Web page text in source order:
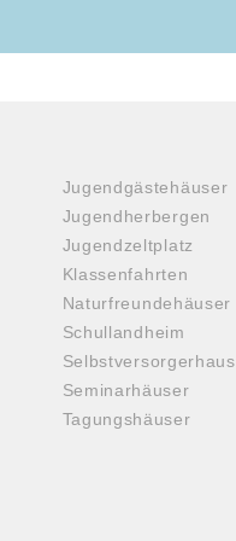
Jugendgästehäuser
Jugendherbergen
Jugendzeltplatz
Klassenfahrten
Naturfreundehäuser
Schullandheim
Selbstversorgerhaus
Seminarhäuser
Tagungshäuser